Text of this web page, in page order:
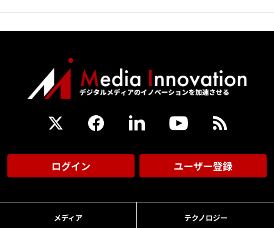
ログイン ユーザー登録
メディア テクノロジー